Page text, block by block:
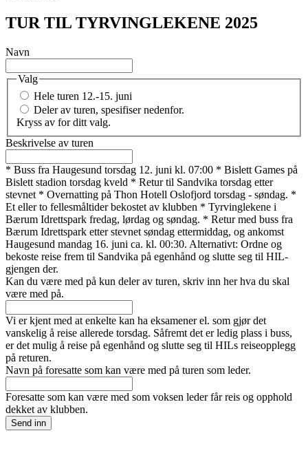
TUR TIL TYRVINGLEKENE 2025
Navn
Valg
Hele turen 12.-15. juni
Deler av turen, spesifiser nedenfor.
Kryss av for ditt valg.
Beskrivelse av turen
* Buss fra Haugesund torsdag 12. juni kl. 07:00 * Bislett Games på
Bislett stadion torsdag kveld * Retur til Sandvika torsdag etter
stevnet * Overnatting på Thon Hotell Oslofjord torsdag - søndag. *
Et eller to fellesmåltider bekostet av klubben * Tyrvinglekene i
Bærum Idrettspark fredag, lørdag og søndag. * Retur med buss fra
Bærum Idrettspark etter stevnet søndag ettermiddag, og ankomst
Haugesund mandag 16. juni ca. kl. 00:30. Alternativt: Ordne og
bekoste reise frem til Sandvika på egenhånd og slutte seg til HIL-
gjengen der.
Kan du være med på kun deler av turen, skriv inn her hva du skal
være med på.
Vi er kjent med at enkelte kan ha eksamener el. som gjør det
vanskelig å reise allerede torsdag. Såfremt det er ledig plass i buss,
er det mulig å reise på egenhånd og slutte seg til HILs reiseopplegg
på returen.
Navn på foresatte som kan være med på turen som leder.
Foresatte som kan være med som voksen leder får reis og opphold
dekket av klubben.